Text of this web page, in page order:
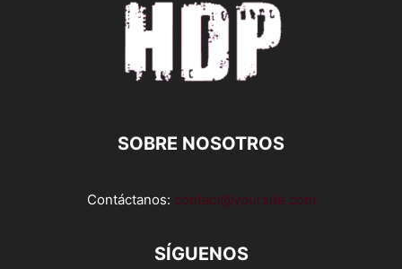
SOBRE NOSOTROS
Contáctanos: contact@yoursite.com
SÍGUENOS